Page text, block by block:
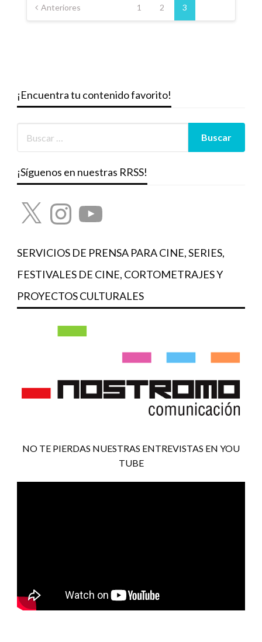
de
entradas
Anteriores 1 2 3
¡Encuentra tu contenido favorito!
¡Síguenos en nuestras RRSS!
X InstagramYouTube
SERVICIOS DE PRENSA PARA CINE, SERIES,
FESTIVALES DE CINE, CORTOMETRAJES Y
PROYECTOS CULTURALES
NO TE PIERDAS NUESTRAS ENTREVISTAS EN YOU
TUBE